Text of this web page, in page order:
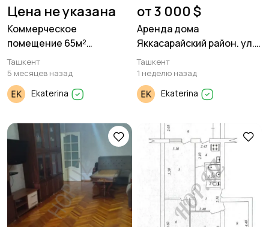
Цена не указана
Коммерческое
помещение 65м²
Опиентир Ц-1
Ташкент
5 месяцев назад
Ekaterina
от 3 000 $
Аренда дома
Яккасарайский район. ул.
Нукусская.
Ташкент
1 неделю назад
Ekaterina